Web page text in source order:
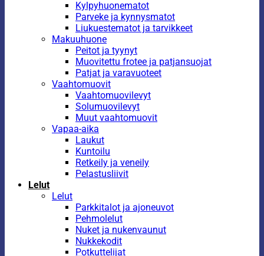
Kylpyhuonematot
Parveke ja kynnysmatot
Liukuestematot ja tarvikkeet
Makuuhuone
Peitot ja tyynyt
Muovitettu frotee ja patjansuojat
Patjat ja varavuoteet
Vaahtomuovit
Vaahtomuovilevyt
Solumuovilevyt
Muut vaahtomuovit
Vapaa-aika
Laukut
Kuntoilu
Retkeily ja veneily
Pelastusliivit
Lelut
Lelut
Parkkitalot ja ajoneuvot
Pehmolelut
Nuket ja nukenvaunut
Nukkekodit
Potkuttelijat